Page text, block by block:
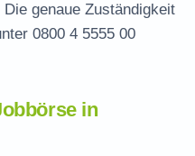
genaue Zuständigkeit
0800 4 5555 00
in